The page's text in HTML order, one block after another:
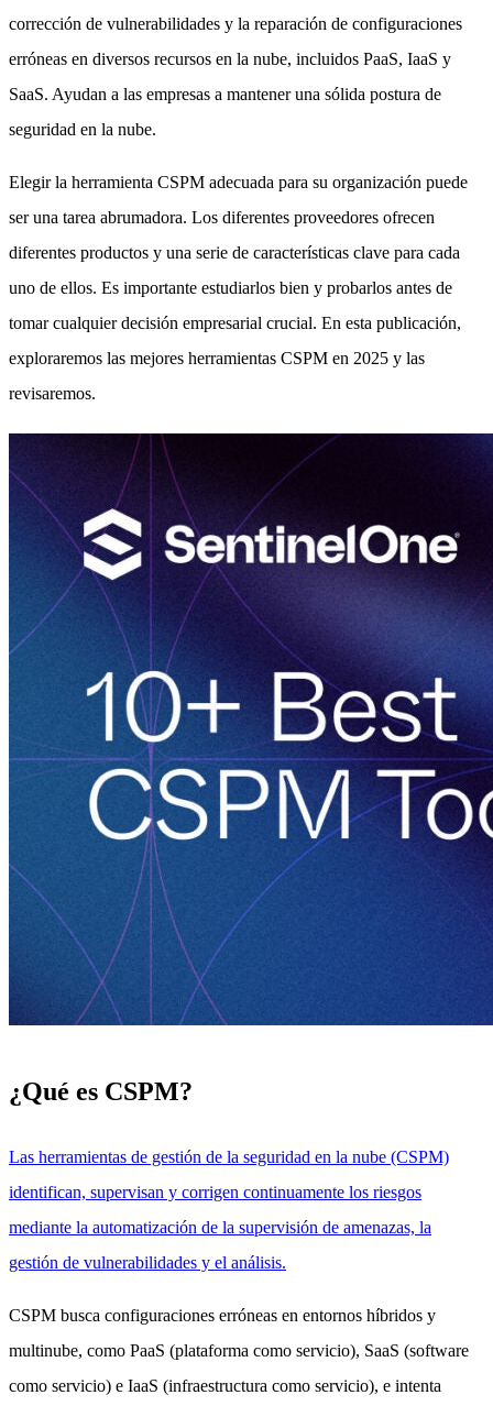
corrección de vulnerabilidades y la reparación de configuraciones
erróneas en diversos recursos en la nube, incluidos PaaS, IaaS y
SaaS. Ayudan a las empresas a mantener una sólida postura de
seguridad en la nube.
Elegir la herramienta CSPM adecuada para su organización puede
ser una tarea abrumadora. Los diferentes proveedores ofrecen
diferentes productos y una serie de características clave para cada
uno de ellos. Es importante estudiarlos bien y probarlos antes de
tomar cualquier decisión empresarial crucial. En esta publicación,
exploraremos las mejores herramientas CSPM en 2025 y las
revisaremos.
¿Qué es CSPM?
Las herramientas de gestión de la seguridad en la nube (CSPM)
identifican, supervisan y corrigen continuamente los riesgos
mediante la automatización de la supervisión de amenazas, la
gestión de vulnerabilidades y el análisis.
CSPM busca configuraciones erróneas en entornos híbridos y
multinube, como PaaS (plataforma como servicio), SaaS (software
como servicio) e IaaS (infraestructura como servicio), e intenta